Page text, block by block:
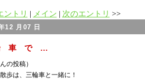
ントリ | メイン | 次のエントリ >>
12 月07 日
車 で …
の投稿）
歩は、三輪車と一緒に！